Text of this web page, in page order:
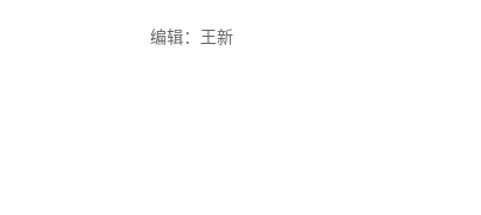
编辑：王新